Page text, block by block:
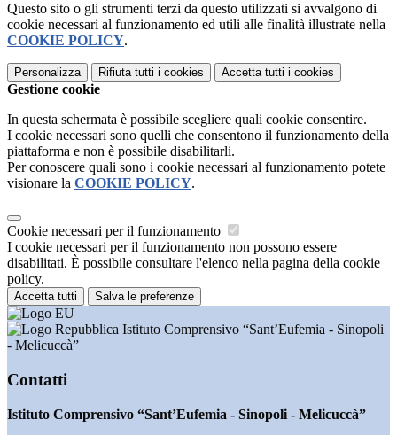
Questo sito o gli strumenti terzi da questo utilizzati si avvalgono di
cookie necessari al funzionamento ed utili alle finalità illustrate nella
COOKIE POLICY.
Personalizza Rifiuta tutti i cookies Accetta tutti i cookies
Gestione cookie
In questa schermata è possibile scegliere quali cookie consentire.
I cookie necessari sono quelli che consentono il funzionamento della
piattaforma e non è possibile disabilitarli.
Per conoscere quali sono i cookie necessari al funzionamento potete
visionare la COOKIE POLICY.
Cookie necessari per il funzionamento
I cookie necessari per il funzionamento non possono essere
disabilitati. È possibile consultare l'elenco nella pagina della cookie
policy.
Accetta tutti Salva le preferenze
Istituto Comprensivo “Sant’Eufemia - Sinopoli
- Melicuccà”
Contatti
Istituto Comprensivo “Sant’Eufemia - Sinopoli - Melicuccà”